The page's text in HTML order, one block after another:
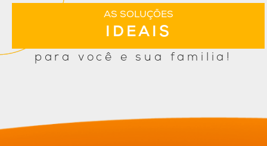
AS SOLUÇÕES
IDEAIS
para você e sua familia!